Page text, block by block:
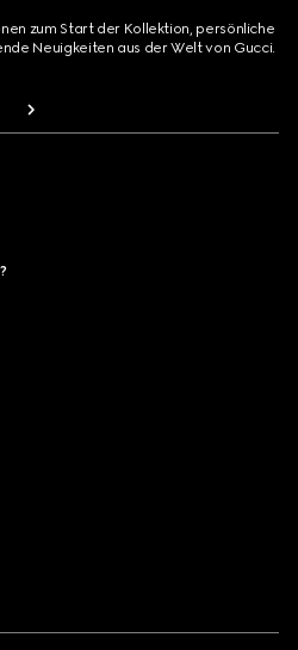
zum Start der Kollektion, persönliche
Neuigkeiten aus der Welt von Gucci.